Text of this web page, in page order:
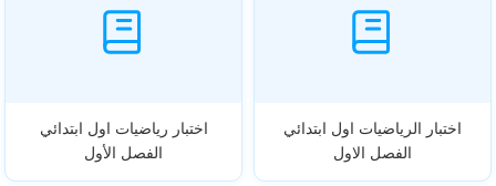
اختبار الرياضيات اول ابتدائي
الفصل الاول
اختبار رياضيات اول ابتدائي
الفصل الأول